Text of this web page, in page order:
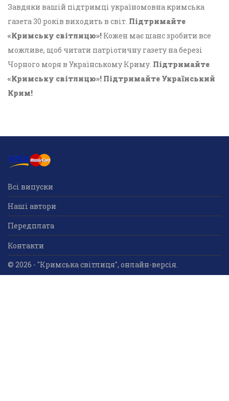
Завдяки вашій підтримці україномовна кримська
газета 30 років виходить в світ. Підтримайте
«Кримську світлицю»! Кожен має шанс зробити все
можливе, щоб читати патріотичну газету на березі
Чорного моря в Українському Криму. Підтримайте
«Кримську світлицю»! Підтримайте Український
Крим!
Всі випуски
Наші автори
Передплата
Контакти
© 2026 - "Кримська світлиця", онлайн-версія.